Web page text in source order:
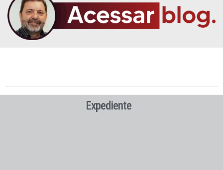
Expediente